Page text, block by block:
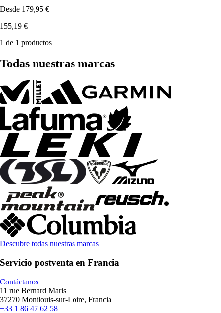
Desde 179,95 €
155,19 €
1 de 1 productos
Todas nuestras marcas
Descubre todas nuestras marcas
Servicio postventa en Francia
Contáctanos
11 rue Bernard Maris
37270 Montlouis-sur-Loire, Francia
+33 1 86 47 62 58